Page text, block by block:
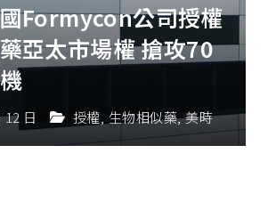
Formycon公司授權
亞太市場權 搶攻70
12 日 授權, 生物相似藥, 美時